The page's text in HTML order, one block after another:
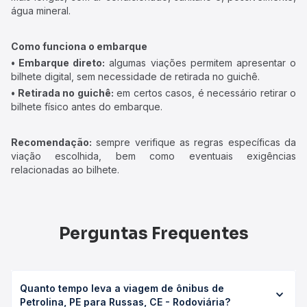
água mineral.
Como funciona o embarque
• Embarque direto: algumas viações permitem apresentar o
bilhete digital, sem necessidade de retirada no guichê.
• Retirada no guichê: em certos casos, é necessário retirar o
bilhete físico antes do embarque.
Recomendação: sempre verifique as regras específicas da
viação escolhida, bem como eventuais exigências
relacionadas ao bilhete.
Perguntas Frequentes
Quanto tempo leva a viagem de ônibus de
Petrolina, PE para Russas, CE - Rodoviária?